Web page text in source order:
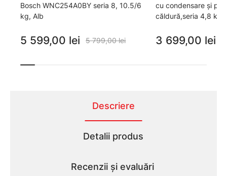
Bosch WNC254A0BY seria 8, 10.5/6
kg, Alb
5 599,00 lei 5 799,00 lei
cu condensare și
căldură,seria 4,8 kg
3 699,00 lei
Descriere
Detalii produs
Recenzii și evaluări